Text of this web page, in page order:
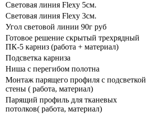
Световая линия Flexy 5см.
Световая линия Flexy 3см.
Угол световой линии 90г руб
Готовое решение скрытый трехрядный
ПК-5 карниз (работа + материал)
Подсветка карниза
Ниша с перегибом полотна
Монтаж парящего профиля с подсветкой
стены ( работа, материал)
Парящий профиль для тканевых
потолков( работа, материал)